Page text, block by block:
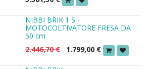
NIBBI BRIK 1 S -
MOTOCOLTIVATORE FRESA DA
50 cm
2.446,70€ 1.799,00 €